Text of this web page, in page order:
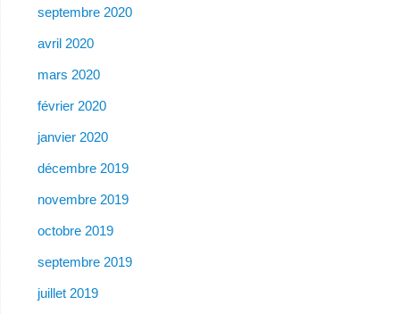
septembre 2020
avril 2020
mars 2020
février 2020
janvier 2020
décembre 2019
novembre 2019
octobre 2019
septembre 2019
juillet 2019